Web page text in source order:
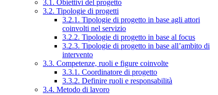
3.1. Obiettivi del progetto
3.2. Tipologie di progetti
3.2.1. Tipologie di progetto in base agli attori
coinvolti nel servizio
3.2.2. Tipologie di progetto in base al focus
3.2.3. Tipologie di progetto in base all’ambito di
intervento
3.3. Competenze, ruoli e figure coinvolte
3.3.1. Coordinatore di progetto
3.3.2. Definire ruoli e responsabilità
3.4. Metodo di lavoro